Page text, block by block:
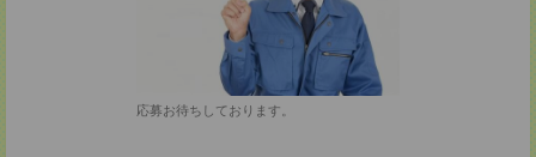
応募お待ちしております。